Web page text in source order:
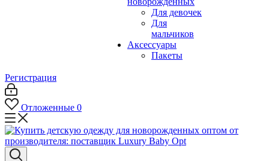
Для девочек
Для
мальчиков
Аксессуары
Пакеты
Регистрация
Отложенные 0